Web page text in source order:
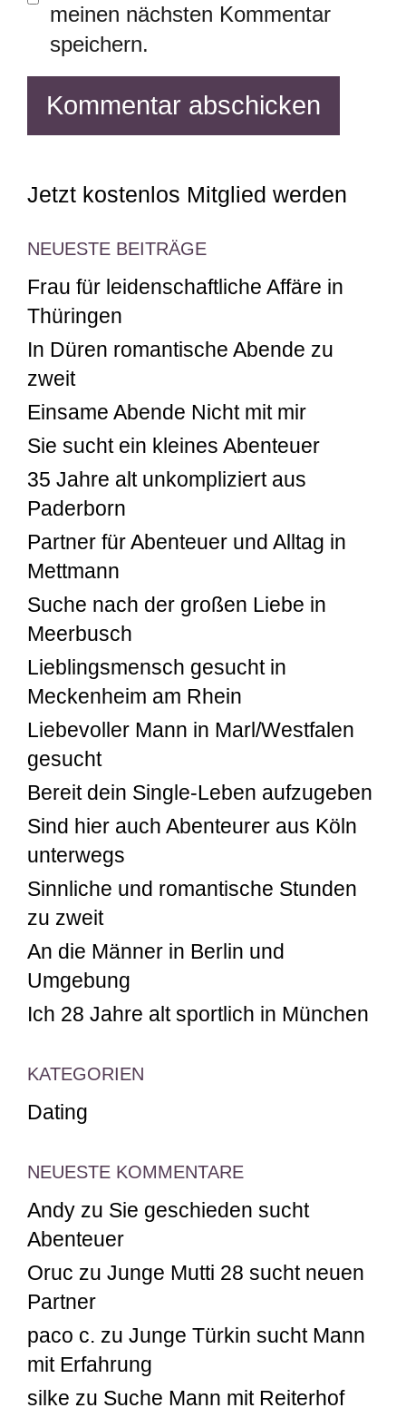
meinen nächsten Kommentar
speichern.
Jetzt kostenlos Mitglied werden
NEUESTE BEITRÄGE
Frau für leidenschaftliche Affäre in
Thüringen
In Düren romantische Abende zu
zweit
Einsame Abende Nicht mit mir
Sie sucht ein kleines Abenteuer
35 Jahre alt unkompliziert aus
Paderborn
Partner für Abenteuer und Alltag in
Mettmann
Suche nach der großen Liebe in
Meerbusch
Lieblingsmensch gesucht in
Meckenheim am Rhein
Liebevoller Mann in Marl/Westfalen
gesucht
Bereit dein Single-Leben aufzugeben
Sind hier auch Abenteurer aus Köln
unterwegs
Sinnliche und romantische Stunden
zu zweit
An die Männer in Berlin und
Umgebung
Ich 28 Jahre alt sportlich in München
KATEGORIEN
Dating
NEUESTE KOMMENTARE
Andy zu Sie geschieden sucht
Abenteuer
Oruc zu Junge Mutti 28 sucht neuen
Partner
paco c. zu Junge Türkin sucht Mann
mit Erfahrung
silke zu Suche Mann mit Reiterhof